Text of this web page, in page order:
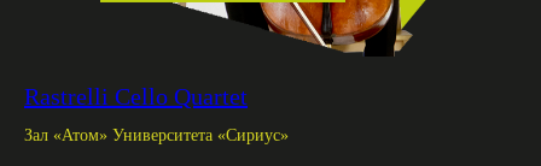
Rastrelli Cello Quartet
Зал «Атом» Университета «Сириус»